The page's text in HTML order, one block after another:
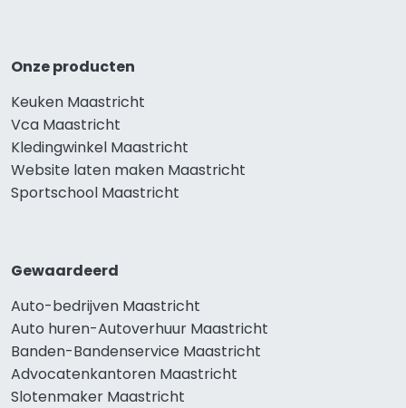
Onze producten
Keuken Maastricht
Vca Maastricht
Kledingwinkel Maastricht
Website laten maken Maastricht
Sportschool Maastricht
Gewaardeerd
Auto-bedrijven Maastricht
Auto huren-Autoverhuur Maastricht
Banden-Bandenservice Maastricht
Advocatenkantoren Maastricht
Slotenmaker Maastricht